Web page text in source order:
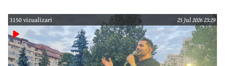
3150 vizualizari 25 Jul 2026 23:29